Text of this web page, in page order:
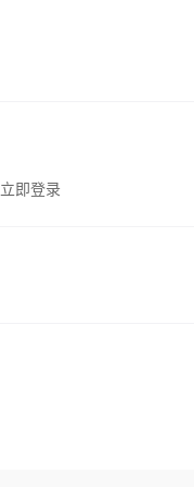
立即登录